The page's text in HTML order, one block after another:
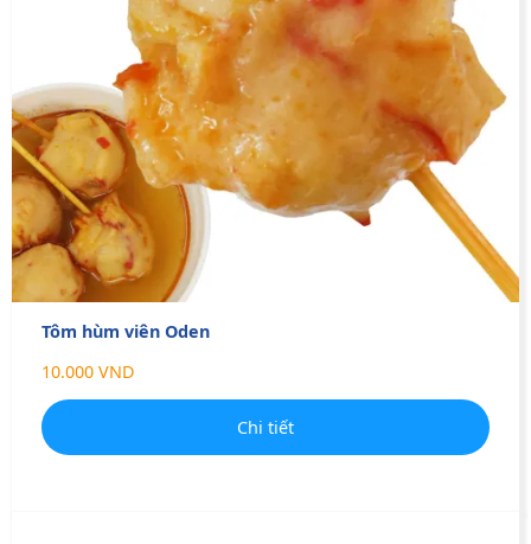
Tôm hùm viên Oden
10.000 VND
Chi tiết